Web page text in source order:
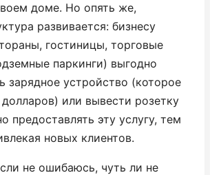
доме. Но опять же,
развивается: бизнесу
гостиницы, торговые
паркинги) выгодно
зарядное устройство (которое
или вывести розетку
предоставлять эту услугу, тем
новых клиентов.
не ошибаюсь, чуть ли не